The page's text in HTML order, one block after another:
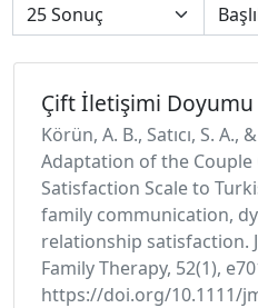
Çift İletişimi Doyumu
Körün, A. B., Satıcı, S. A.,
Adaptation of the
Satisfaction Scale to
family communication,
relationship satisfaction.
Family Therapy, 52(1),
https://doi.org/10.1111/